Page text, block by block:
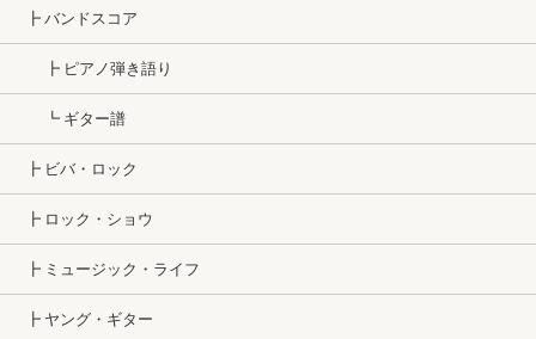
┣ バンドスコア
┣ ピアノ弾き語り
┗ ギター譜
┣ ビバ・ロック
┣ ロック・ショウ
┣ ミュージック・ライフ
┣ ヤング・ギター